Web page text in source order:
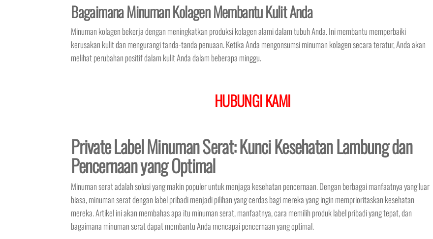
Bagaimana Minuman Kolagen Membantu Kulit Anda
Minuman kolagen bekerja dengan meningkatkan produksi kolagen alami dalam tubuh Anda. Ini membantu memperbaiki
kerusakan kulit dan mengurangi tanda-tanda penuaan. Ketika Anda mengonsumsi minuman kolagen secara teratur, Anda akan
melihat perubahan positif dalam kulit Anda dalam beberapa minggu.
HUBUNGI KAMI
Private Label Minuman Serat: Kunci Kesehatan Lambung dan
Pencernaan yang Optimal
Minuman serat adalah solusi yang makin populer untuk menjaga kesehatan pencernaan. Dengan berbagai manfaatnya yang luar
biasa, minuman serat dengan label pribadi menjadi pilihan yang cerdas bagi mereka yang ingin memprioritaskan kesehatan
mereka. Artikel ini akan membahas apa itu minuman serat, manfaatnya, cara memilih produk label pribadi yang tepat, dan
bagaimana minuman serat dapat membantu Anda mencapai pencernaan yang optimal.